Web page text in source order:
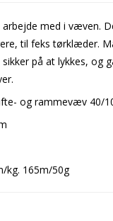
med i væven.
til feks tørklæder.
på at lykkes, og
og rammevæv 40/
kg. 165m/50g